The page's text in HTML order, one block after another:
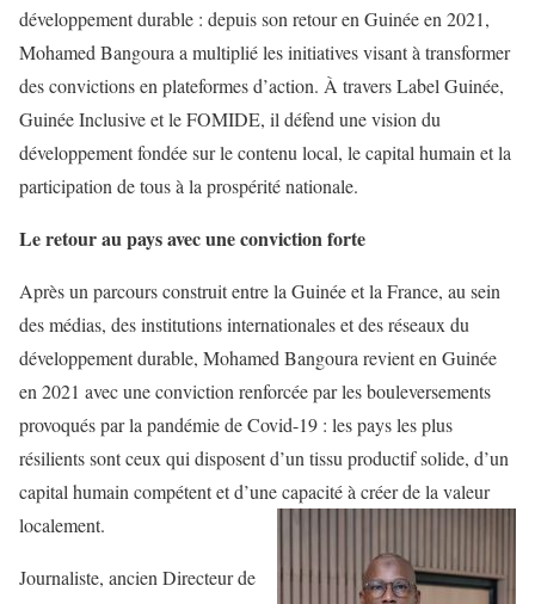
développement durable : depuis son retour en Guinée en 2021,
Mohamed Bangoura a multiplié les initiatives visant à transformer
des convictions en plateformes d’action. À travers Label Guinée,
Guinée Inclusive et le FOMIDE, il défend une vision du
développement fondée sur le contenu local, le capital humain et la
participation de tous à la prospérité nationale.
Le retour au pays avec une conviction forte
Après un parcours construit entre la Guinée et la France, au sein
des médias, des institutions internationales et des réseaux du
développement durable, Mohamed Bangoura revient en Guinée
en 2021 avec une conviction renforcée par les bouleversements
provoqués par la pandémie de Covid-19 : les pays les plus
résilients sont ceux qui disposent d’un tissu productif solide, d’un
capital humain compétent et d’une capacité à créer de la valeur
localement.
Journaliste, ancien Directeur de